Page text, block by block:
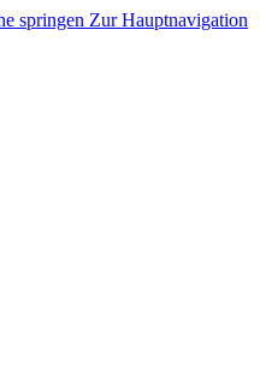
springen Zur Hauptnavigation